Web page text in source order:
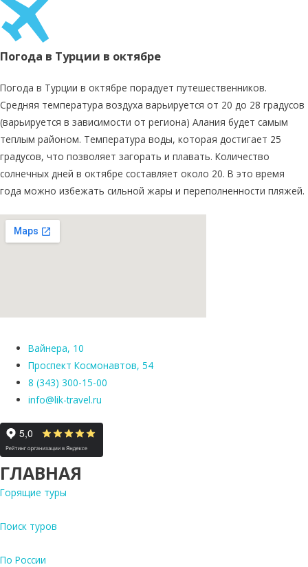
Погода в Турции в октябре
Погода в Турции в октябре порадует путешественников.
Средняя температура воздуха варьируется от 20 до 28 градусов
(варьируется в зависимости от региона) Алания будет самым
теплым районом. Температура воды, которая достигает 25
градусов, что позволяет загорать и плавать. Количество
солнечных дней в октябре составляет около 20. В это время
года можно избежать сильной жары и переполненности пляжей.
Вайнера, 10
Проспект Космонавтов, 54
8 (343) 300-15-00
info@lik-travel.ru
ГЛАВНАЯ
Горящие туры
Поиск туров
По России